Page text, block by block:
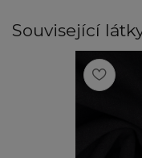
Související